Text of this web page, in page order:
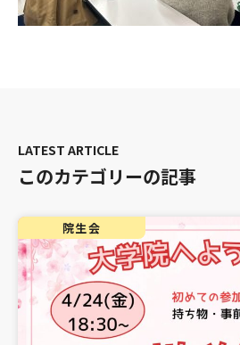
このカテゴリーの記事
院生会